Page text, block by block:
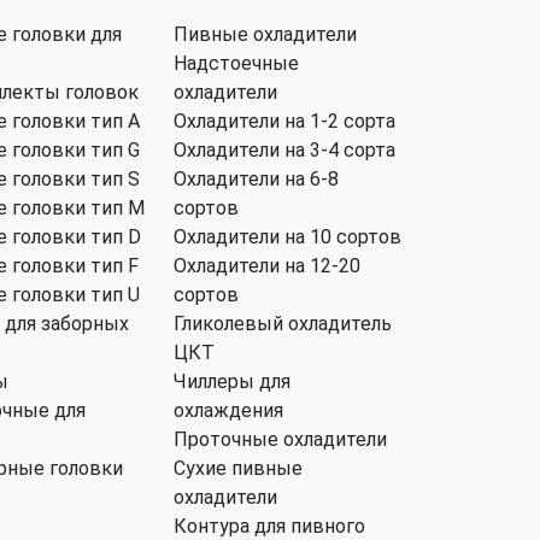
головки для
головок
головки тип А
головки тип G
головки тип S
головки тип M
головки тип D
головки тип F
головки тип U
для заборных
для
головки
Пивные охладители
Надстоечные
охладители
Охладители на 1-2 сорта
Охладители на 3-4 сорта
Охладители на 6-8
сортов
Охладители на 10 сортов
Охладители на 12-20
сортов
Гликолевый охладитель
ЦКТ
Чиллеры для
охлаждения
Проточные охладители
Сухие пивные
охладители
Контура для пивного